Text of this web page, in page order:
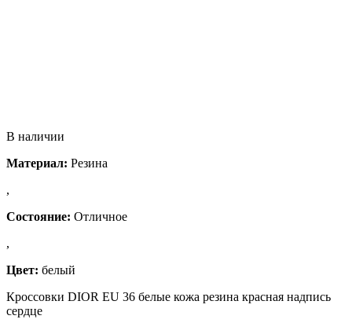
В наличии
Материал: Резина
,
Состояние: Отличное
,
Цвет: белый
Кроссовки DIOR EU 36 белые кожа резина красная надпись
сердце